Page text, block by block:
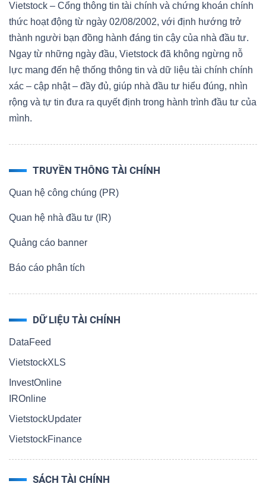
Vietstock – Cổng thông tin tài chính và chứng khoán chính
thức hoạt động từ ngày 02/08/2002, với định hướng trở
thành người bạn đồng hành đáng tin cậy của nhà đầu tư.
Ngay từ những ngày đầu, Vietstock đã không ngừng nỗ
lực mang đến hệ thống thông tin và dữ liệu tài chính chính
xác – cập nhật – đầy đủ, giúp nhà đầu tư hiểu đúng, nhìn
rộng và tự tin đưa ra quyết định trong hành trình đầu tư của
mình.
TRUYỀN THÔNG TÀI CHÍNH
Quan hệ công chúng (PR)
Quan hệ nhà đầu tư (IR)
Quảng cáo banner
Báo cáo phân tích
DỮ LIỆU TÀI CHÍNH
DataFeed
VietstockXLS
InvestOnline
IROnline
VietstockUpdater
VietstockFinance
SÁCH TÀI CHÍNH